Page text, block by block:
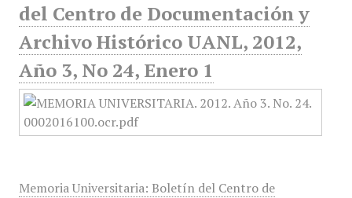
del Centro de Documentación y
Archivo Histórico UANL, 2012,
Año 3, No 24, Enero 1
Memoria Universitaria: Boletín del Centro de